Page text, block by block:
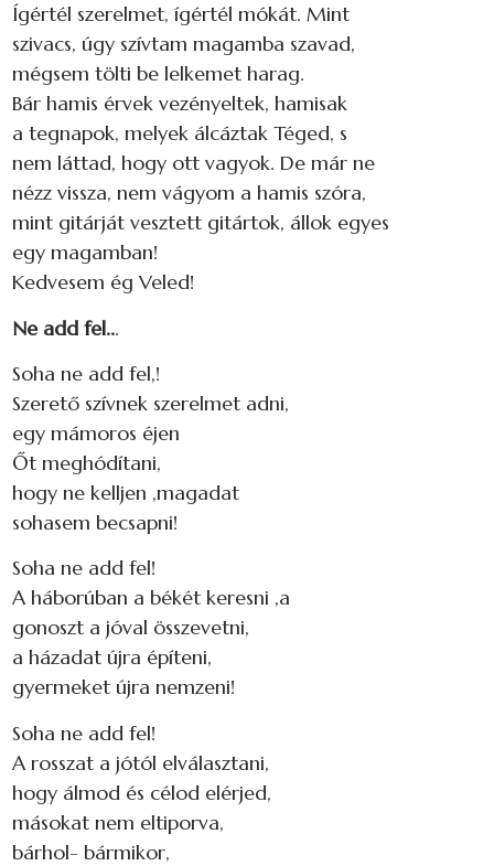
Ígértél szerelmet, ígértél mókát. Mint
szivacs, úgy szívtam magamba szavad,
mégsem tölti be lelkemet harag.
Bár hamis érvek vezényeltek, hamisak
a tegnapok, melyek álcáztak Téged, s
nem láttad, hogy ott vagyok. De már ne
nézz vissza, nem vágyom a hamis szóra,
mint gitárját vesztett gitártok, állok egyes
egy magamban!
Kedvesem ég Veled!
Ne add fel...
Soha ne add fel,!
Szerető szívnek szerelmet adni,
egy mámoros éjen
Őt meghódítani,
hogy ne kelljen ,magadat
sohasem becsapni!
Soha ne add fel!
A háborúban a békét keresni ,a
gonoszt a jóval összevetni,
a házadat újra építeni,
gyermeket újra nemzeni!
Soha ne add fel!
A rosszat a jótól elválasztani,
hogy álmod és célod elérjed,
másokat nem eltiporva,
bárhol- bármikor,